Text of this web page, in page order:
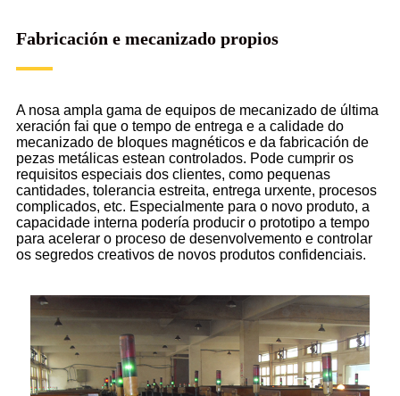
Fabricación e mecanizado propios
A nosa ampla gama de equipos de mecanizado de última
xeración fai que o tempo de entrega e a calidade do
mecanizado de bloques magnéticos e da fabricación de
pezas metálicas estean controlados. Pode cumprir os
requisitos especiais dos clientes, como pequenas
cantidades, tolerancia estreita, entrega urxente, procesos
complicados, etc. Especialmente para o novo produto, a
capacidade interna podería producir o prototipo a tempo
para acelerar o proceso de desenvolvemento e controlar
os segredos creativos de novos produtos confidenciais.